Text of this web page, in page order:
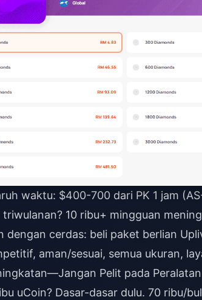
waktu: $400-700 dari PK 1 jam
10 ribu+ mingguan
dengan cerdas: beli paket berlian
aman/sesuai, semua ukuran,
Pelit pada Peralatan
uCoin? Dasar-dasar dulu. 70 ribu/